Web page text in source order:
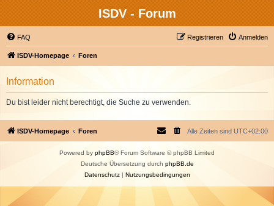
ISDV - Forum
FAQ Anmelden
Registrieren
ISDV-Homepage Foren
Information
Du bist leider nicht berechtigt, die Suche zu verwenden.
ISDV-Homepage Foren Alle Zeiten sind UTC+02:00
Powered by phpBB® Forum Software © phpBB Limited
Deutsche Übersetzung durch phpBB.de
Datenschutz| Nutzungsbedingungen